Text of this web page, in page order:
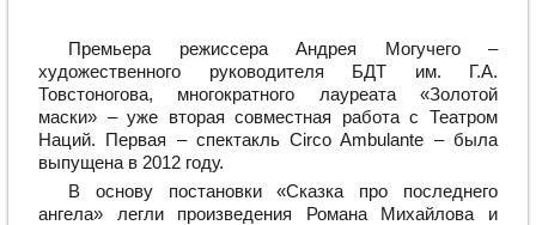
Премьера режиссера Андрея Могучего –
художественного руководителя БДТ им. Г.А.
Товстоногова, многократного лауреата «Золотой
маски» – уже вторая совместная работа с Театром
Наций. Первая – спектакль Circo Ambulante – была
выпущена в 2012 году.
В основу постановки «Сказка про последнего
ангела» легли произведения Романа Михайлова и